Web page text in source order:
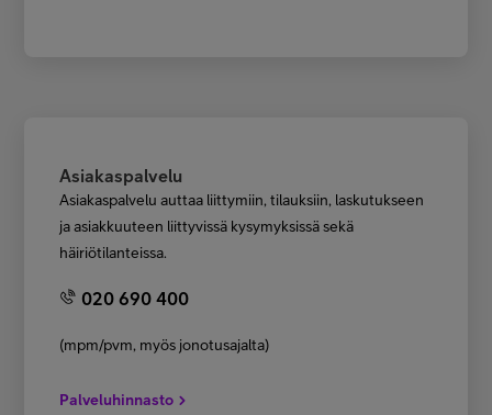
Asiakaspalvelu
Asiakaspalvelu auttaa liittymiin, tilauksiin, laskutukseen
ja asiakkuuteen liittyvissä kysymyksissä sekä
häiriötilanteissa.
020 690 400
(mpm/pvm, myös jonotusajalta)
Palveluhinnasto